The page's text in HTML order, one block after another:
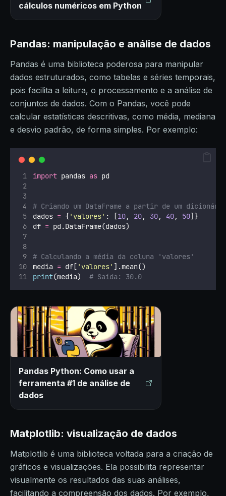
cálculos numéricos em Python
Pandas: manipulação e análise de dados
Pandas é uma biblioteca poderosa para manipular
dados estruturados, como tabelas e séries temporais,
pois facilita a leitura, o processamento e a análise de
conjuntos de dados. Com o Pandas, você pode
calcular estatísticas descritivas, como média, mediana
e desvio padrão, de forma simples. Por exemplo:
import pandas as pd
# Criando um DataFrame a partir de um dicionário
dados = { 'valores' : [10, 20, 30, 40, 50]}
df = pd.DataFrame(dados)
# Calculando a média da coluna 'valores'
media = df[ 'valores' ].mean()
print(media) # Saída: 30.0
Pandas Python: Como usar a
ferramenta #1 de análise de
dados
Matplotlib: visualização de dados
Matplotlib é uma biblioteca voltada para a criação de
gráficos e visualizações. Ela possibilita representar
visualmente os resultados das suas análises,
facilitando a compreensão dos dados. Por exemplo,